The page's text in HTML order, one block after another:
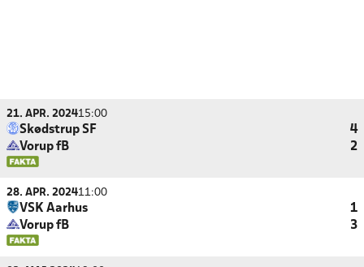
21. APR. 202415:00
Skødstrup SF
4
Vorup fB
2
28. APR. 202411:00
VSK Aarhus
1
Vorup fB
3